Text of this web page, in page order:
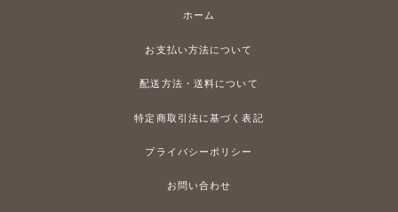
ホーム
お支払い方法について
配送方法・送料について
特定商取引法に基づく表記
プライバシーポリシー
お問い合わせ